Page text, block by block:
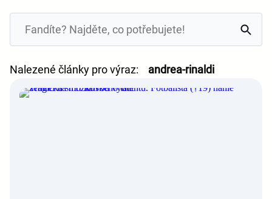
Nalezené články pro výraz: andrea-rinaldi